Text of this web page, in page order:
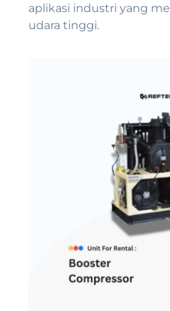
aplikasi industri yang
udara tinggi.